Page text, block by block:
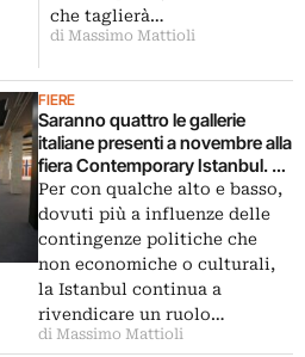
che taglierà…
di Massimo Mattioli
FIERE
Saranno quattro le gallerie
italiane presenti a novembre alla
fiera Contemporary Istanbul. E
nel 2015 in Turchia arriveranno i
vetri di Murano di Glasstress
Per con qualche alto e basso,
dovuti più a influenze delle
contingenze politiche che
non economiche o culturali,
la Istanbul continua a
rivendicare un ruolo…
di Massimo Mattioli